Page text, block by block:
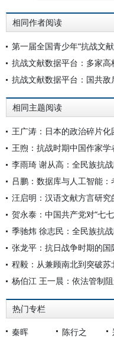
相同作者阅读
抗战文献数据平台：多家
抗战文献数据平台：国共
相同主题阅读
王广涛：日本的政治碎片
王煦：抗战时期中国作家学
李雨琦 谢从高：全民族抗
吕鹏：数据库与人工智能
汪启明：汉语文献方言研究
张龙平：抗日战争时期的
程毅：从兼顾南北到突破
杨伯江 王一晨：依法管制
热门专栏
秦晖 陈行之